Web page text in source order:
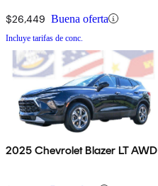
$26,449 Buena oferta
Incluye tarifas de conc.
2025 Chevrolet Blazer LT AWD